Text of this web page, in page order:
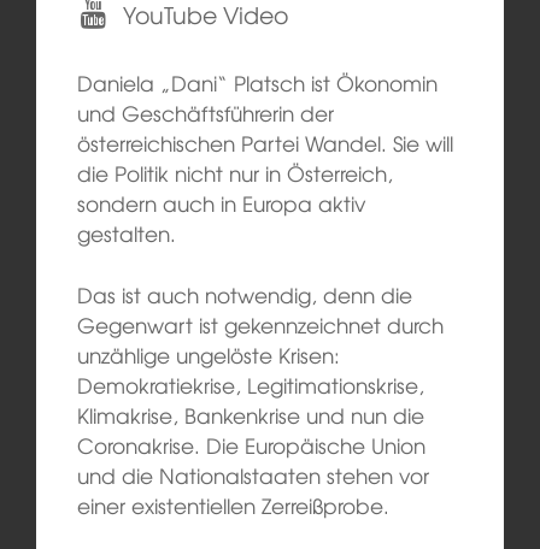
YouTube Video
Daniela „Dani“ Platsch ist Ökonomin
und Geschäftsführerin der
österreichischen Partei Wandel. Sie will
die Politik nicht nur in Österreich,
sondern auch in Europa aktiv
gestalten.
Das ist auch notwendig, denn die
Gegenwart ist gekennzeichnet durch
unzählige ungelöste Krisen:
Demokratiekrise, Legitimationskrise,
Klimakrise, Bankenkrise und nun die
Coronakrise. Die Europäische Union
und die Nationalstaaten stehen vor
einer existentiellen Zerreißprobe.